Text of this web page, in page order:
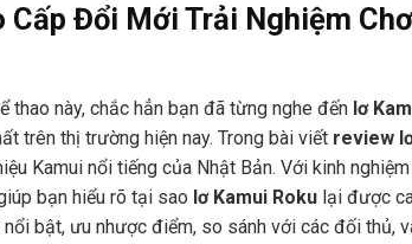
Cấp Đổi Mới Trải Nghiệm
thao này, chắc hẳn bạn đã từng nghe đến lơ
trên thị trường hiện nay. Trong bài viết review
Kamui nổi tiếng của Nhật Bản. Với kinh
bạn hiểu rõ tại sao lơ Kamui Roku lại được
bật, ưu nhược điểm, so sánh với các đối thủ,